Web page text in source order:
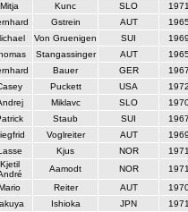
Mitja Kunc SLO 1971
Gstrein AUT 1965
Von Gruenigen SUI 1969
Stangassinger AUT 1965
Bauer GER 1967
Puckett USA 1972
Miklavc SLO
Staub SUI 1967
Voglreiter AUT 1969
Kjus NOR 1971
Kjetil
Aamodt NOR 1971
Reiter AUT
Ishioka JPN 1971